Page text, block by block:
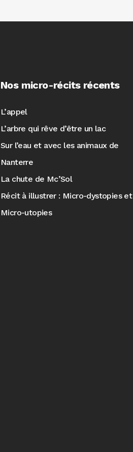
Nos micro-récits récents
L’appel
L’arbre qui rêve d’être un lac
Sur l’eau et avec les animaux de
Nanterre
La chute de Mc’Sol
Récit à illustrer : Micro-dystopies et
Micro-utopies